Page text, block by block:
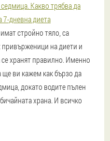
Какво трябва да
7-дневна диета
стройно тяло, са
привърженици на диети и
хранят правилно. Именно
ще ви кажем как бързо да
докато водите пълен
храна. И всичко